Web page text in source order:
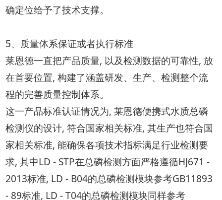
确定位给予了技术支撑。
5、质量体系保证或者执行标准
莱恩德一直把产品质量, 以及检测数据的可靠性, 放
在首要位置, 构建了涵盖研发、生产、检测整个流
程的完善质量控制体系。
这一产品标准认证情况为, 莱恩德便携式水质总磷
检测仪的设计, 符合国家相关标准, 其生产也符合国
家相关标准, 能确保各项技术指标满足行业检测要
求, 其中LD - STP在总磷检测方面严格遵循HJ671 -
2013标准, LD - B04的总磷检测模块参考GB11893
- 89标准, LD - T04的总磷检测模块同样参考